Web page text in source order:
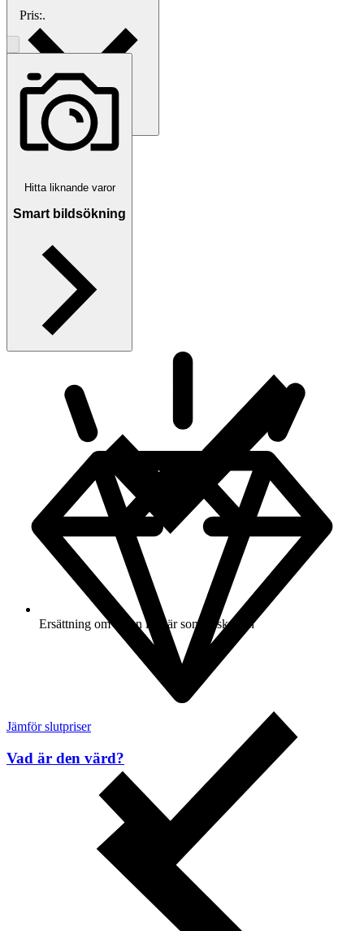
BetalningVia Tradera
Välj till köparskydd
Ersättning om varan inte är som beskriven
Pris:.
Hitta liknande varor
Smart bildsökning
Jämför slutpriser
Vad är den värd?